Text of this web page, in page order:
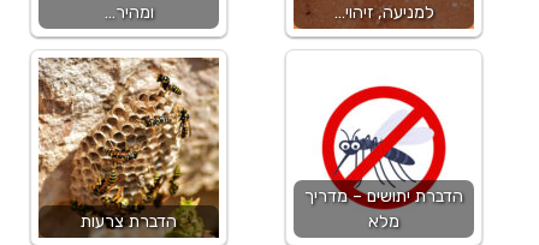
למניעה, זיהוי…
הדברת יתושים – מדריך
מלא
ומהיר…
הדברת צרעות